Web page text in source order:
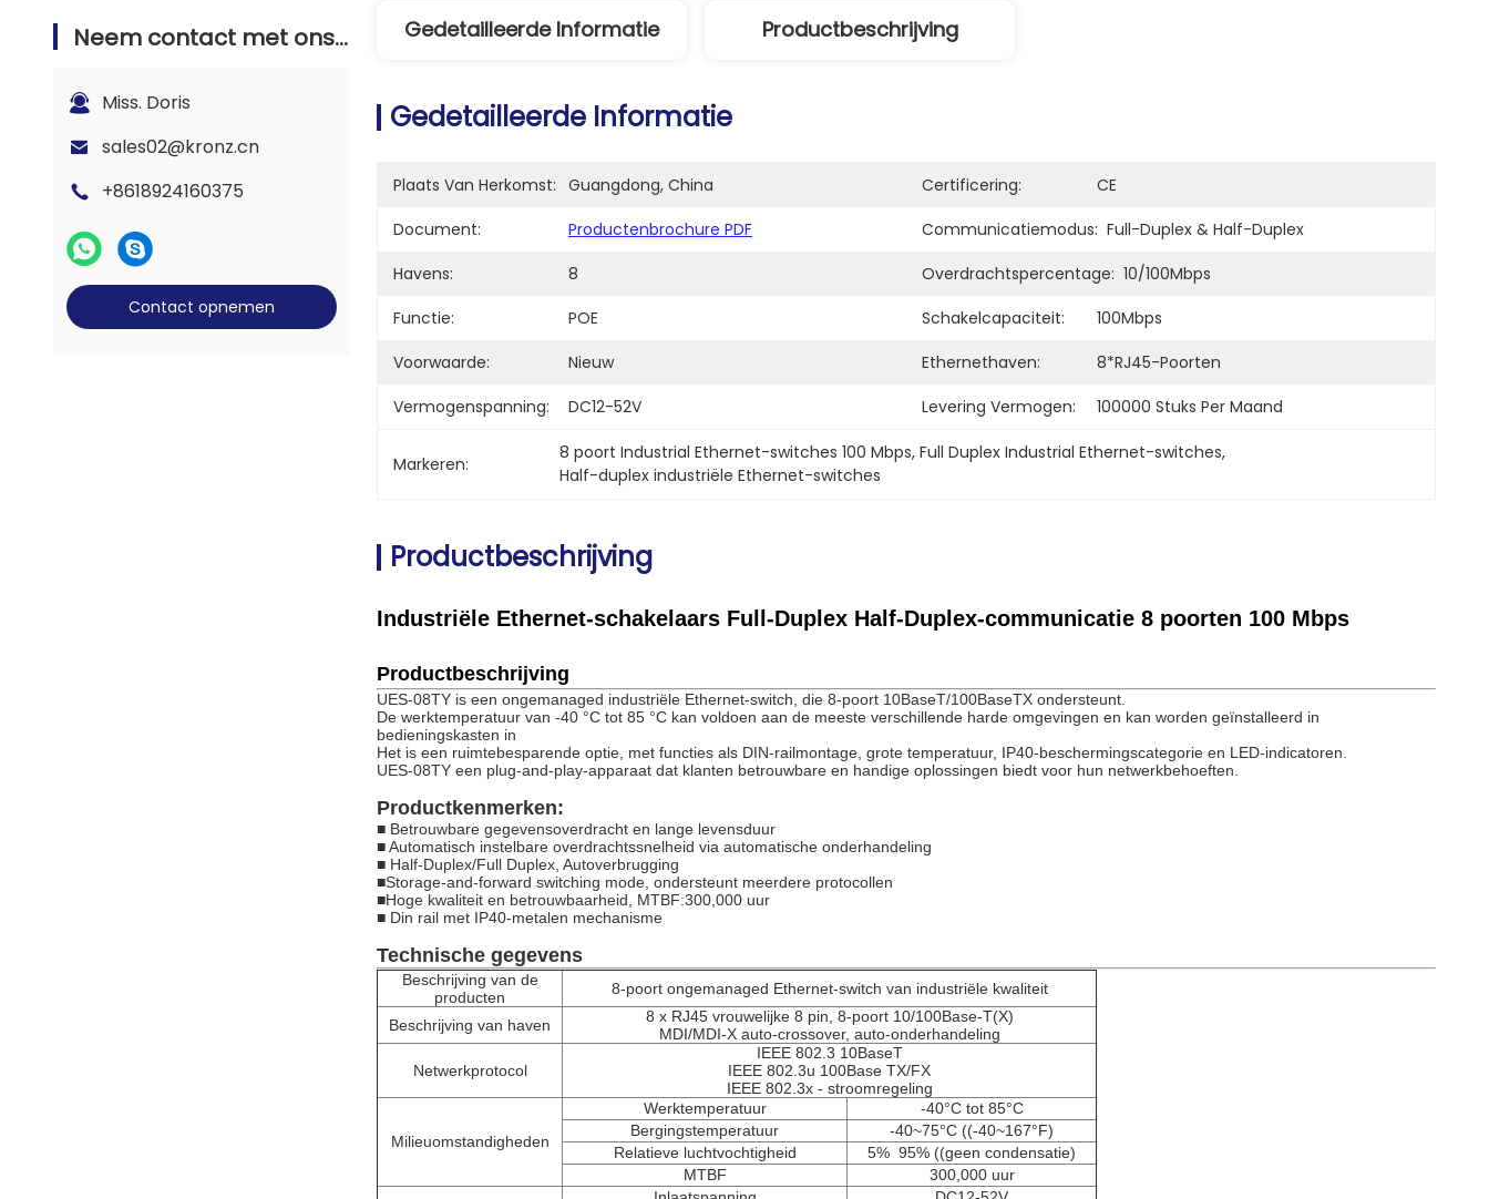
Neem contact met ons op
Miss. Doris
sales02@kronz.cn
+8618924160375
Contact opnemen
Gedetailleerde Informatie Productbeschrijving
Gedetailleerde Informatie
Plaats Van Herkomst: Guangdong, China Certificering:
CE
Document:
Productenbrochure PDF Communicatiemodus: Full-Duplex & Half-Duplex
Havens:
8 Overdrachtspercentage: 10/100Mbps
Functie:
POE Schakelcapaciteit:
100Mbps
Voorwaarde:
Nieuw Ethernethaven:
8*RJ45-Poorten
Vermogenspanning:
DC12-52V Levering Vermogen: 100000 Stuks Per Maand
Markeren:
8 poort Industrial Ethernet-switches 100 Mbps, Full Duplex Industrial Ethernet-switches,
Half-duplex industriële Ethernet-switches
Productbeschrijving
Industriële Ethernet-schakelaars Full-Duplex Half-Duplex-communicatie 8 poorten 100 Mbps
Productbeschrijving
UES-08TY is een ongemanaged industriële Ethernet-switch, die 8-poort 10BaseT/100BaseTX ondersteunt.
De werktemperatuur van -40 °C tot 85 °C kan voldoen aan de meeste verschillende harde omgevingen en kan worden geïnstalleerd in
bedieningskasten in
Het is een ruimtebesparende optie, met functies als DIN-railmontage, grote temperatuur, IP40-beschermingscategorie en LED-indicatoren.
UES-08TY een plug-and-play-apparaat dat klanten betrouwbare en handige oplossingen biedt voor hun netwerkbehoeften.
Productkenmerken:
■ Betrouwbare gegevensoverdracht en lange levensduur
■ Automatisch instelbare overdrachtssnelheid via automatische onderhandeling
■ Half-Duplex/Full Duplex, Autoverbrugging
■Storage-and-forward switching mode, ondersteunt meerdere protocollen
■Hoge kwaliteit en betrouwbaarheid, MTBF:300,000 uur
■ Din rail met IP40-metalen mechanisme
Technische gegevens
Beschrijving van de
producten
8-poort ongemanaged Ethernet-switch van industriële kwaliteit
Beschrijving van haven
8 x RJ45 vrouwelijke 8 pin, 8-poort 10/100Base-T(X)
MDI/MDI-X auto-crossover, auto-onderhandeling
Netwerkprotocol
IEEE 802.3 10BaseT
IEEE 802.3u 100Base TX/FX
IEEE 802.3x - stroomregeling
Milieuomstandigheden
Werktemperatuur
-40°C tot 85°C
Bergingstemperatuur
-40~75°C ((-40~167°F)
Relatieve luchtvochtigheid
5% ️ 95% ((geen condensatie)
MTBF
300,000 uur